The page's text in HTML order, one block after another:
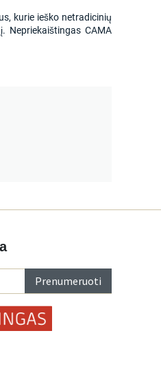
kurie ieško netradicinių
Nepriekaištingas CAMA
Prenumeruoti